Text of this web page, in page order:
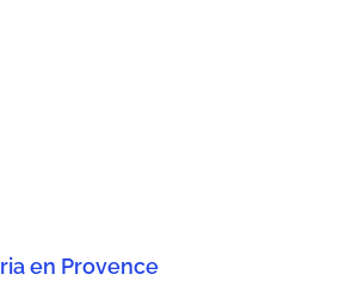
en Provence